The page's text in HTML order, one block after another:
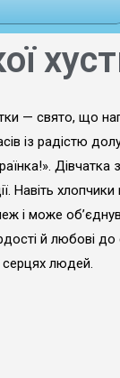
— свято, що
із радістю
Дівчатка
Навіть
і може
й любові до
серцях людей.